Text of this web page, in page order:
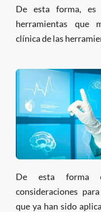
De esta forma, es
herramientas que
clínica de las
De esta forma
consideraciones
que ya han sido